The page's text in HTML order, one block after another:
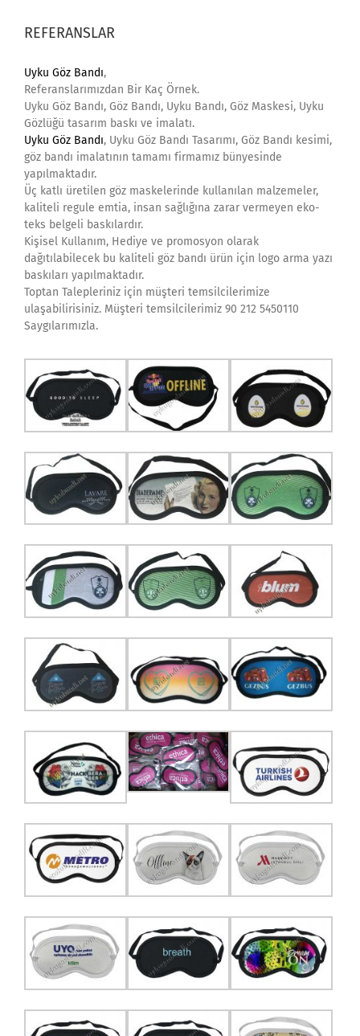
REFERANSLAR
Uyku Göz Bandı,
Referanslarımızdan Bir Kaç Örnek.
Uyku Göz Bandı, Göz Bandı, Uyku Bandı, Göz Maskesi, Uyku
Gözlüğü tasarım baskı ve imalatı.
Uyku Göz Bandı, Uyku Göz Bandı Tasarımı, Göz Bandı kesimi,
göz bandı imalatının tamamı firmamız bünyesinde
yapılmaktadır.
Üç katlı üretilen göz maskelerinde kullanılan malzemeler,
kaliteli regule emtia, insan sağlığına zarar vermeyen eko-
teks belgeli baskılardır.
Kişisel Kullanım, Hediye ve promosyon olarak
dağıtılabilecek bu kaliteli göz bandı ürün için logo arma yazı
baskıları yapılmaktadır.
Toptan Talepleriniz için müşteri temsilcilerimize
ulaşabilirisiniz. Müşteri temsilcilerimiz 90 212 5450110
Saygılarımızla.